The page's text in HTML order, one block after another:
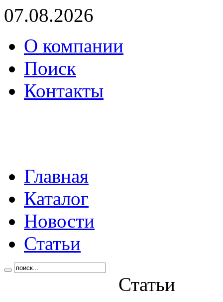
07.08.2026
О компании
Поиск
Контакты
Главная
Каталог
Новости
Статьи
Статьи